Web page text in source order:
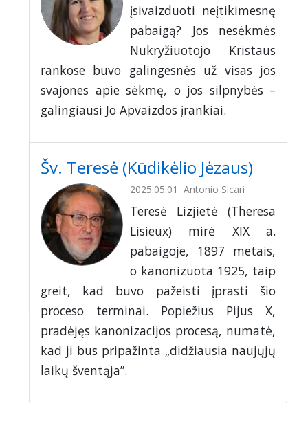
įsivaizduoti neįtikimesnę
pabaigą? Jos nesėkmės
Nukryžiuotojo Kristaus
rankose buvo galingesnės už visas jos
svajones apie sėkmę, o jos silpnybės –
galingiausi Jo Apvaizdos įrankiai.
Šv. Teresė (Kūdikėlio Jėzaus)
2025.05.01 Antonio Sicari
Teresė Lizjietė (Theresa
Lisieux) mirė XIX a.
pabaigoje, 1897 metais,
o kanonizuota 1925, taip
greit, kad buvo pažeisti įprasti šio
proceso terminai. Popiežius Pijus X,
pradėjęs kanonizacijos procesą, numatė,
kad ji bus pripažinta „didžiausia naujųjų
laikų šventąja”.